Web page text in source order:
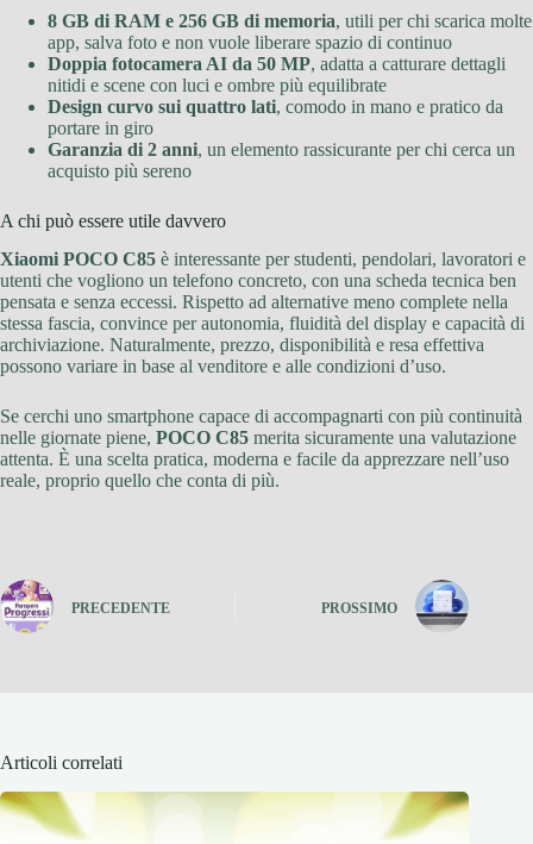
8 GB di RAM e 256 GB di memoria, utili per chi scarica molte
app, salva foto e non vuole liberare spazio di continuo
Doppia fotocamera AI da 50 MP, adatta a catturare dettagli
nitidi e scene con luci e ombre più equilibrate
Design curvo sui quattro lati, comodo in mano e pratico da
portare in giro
Garanzia di 2 anni, un elemento rassicurante per chi cerca un
acquisto più sereno
A chi può essere utile davvero
Xiaomi POCO C85 è interessante per studenti, pendolari, lavoratori e
utenti che vogliono un telefono concreto, con una scheda tecnica ben
pensata e senza eccessi. Rispetto ad alternative meno complete nella
stessa fascia, convince per autonomia, fluidità del display e capacità di
archiviazione. Naturalmente, prezzo, disponibilità e resa effettiva
possono variare in base al venditore e alle condizioni d’uso.
Se cerchi uno smartphone capace di accompagnarti con più continuità
nelle giornate piene, POCO C85 merita sicuramente una valutazione
attenta. È una scelta pratica, moderna e facile da apprezzare nell’uso
reale, proprio quello che conta di più.
PRECEDENTE PROSSIMO
Articoli correlati